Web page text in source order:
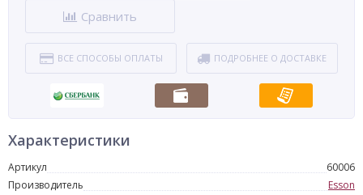
Сравнить
ВСЕ СПОСОБЫ ОПЛАТЫ ПОДРОБНЕЕ О ДОСТАВКЕ
Характеристики
Артикул
60006
Производитель
Esson